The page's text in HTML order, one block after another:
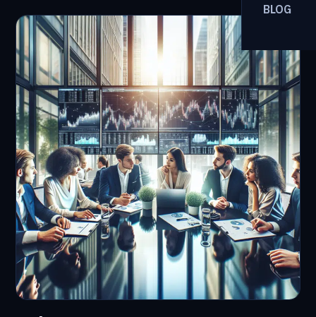
BLOG